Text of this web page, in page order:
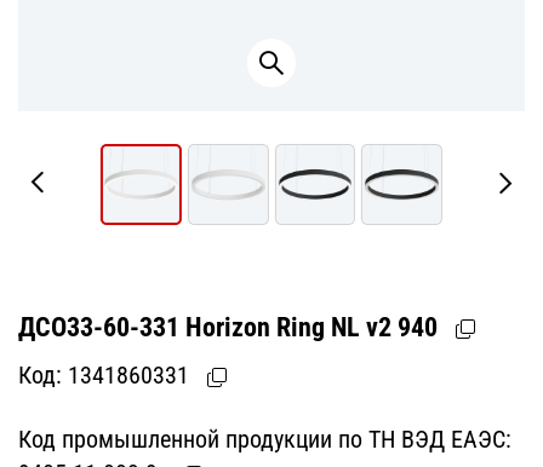
ДСО33-60-331 Horizon Ring NL v2 940
Код: 1341860331
Код промышленной продукции по ТН ВЭД ЕАЭС: